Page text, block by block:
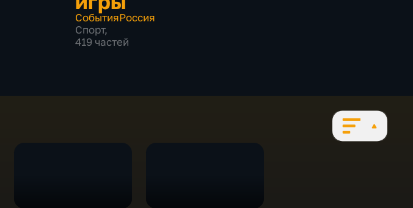
СобытияРоссия
Спорт,
419 частей